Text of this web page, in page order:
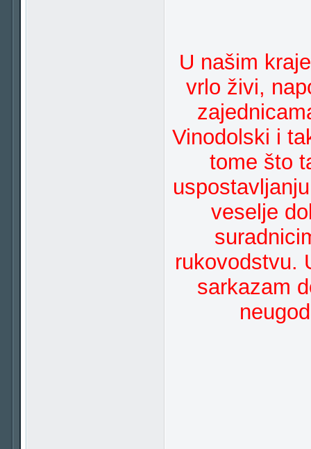
U našim
vrlo živi,
Vinodolski i
tome što
veselje
rukovodstvu.
sarkazam